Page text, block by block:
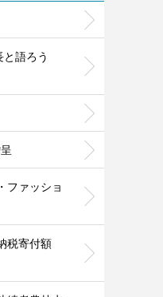
語ろう
ファッショ
税寄付額